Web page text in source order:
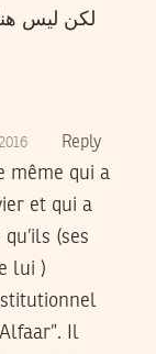
لكن ليس
Reply
même qui a
et qui a
(ses
lui )
Il